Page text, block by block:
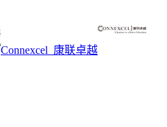
Connexcel_康联卓越